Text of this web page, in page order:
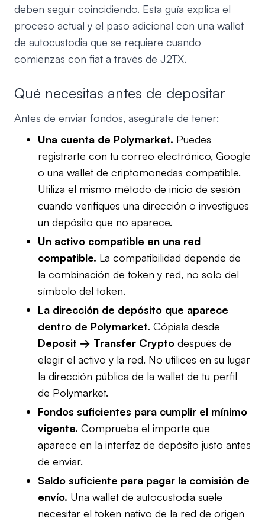
deben seguir coincidiendo. Esta guía explica el
proceso actual y el paso adicional con una wallet
de autocustodia que se requiere cuando
comienzas con fiat a través de J2TX.
Qué necesitas antes de depositar
Antes de enviar fondos, asegúrate de tener:
Una cuenta de Polymarket. Puedes
registrarte con tu correo electrónico, Google
o una wallet de criptomonedas compatible.
Utiliza el mismo método de inicio de sesión
cuando verifiques una dirección o investigues
un depósito que no aparece.
Un activo compatible en una red
compatible. La compatibilidad depende de
la combinación de token y red, no solo del
símbolo del token.
La dirección de depósito que aparece
dentro de Polymarket. Cópiala desde
Deposit → Transfer Crypto después de
elegir el activo y la red. No utilices en su lugar
la dirección pública de la wallet de tu perfil
de Polymarket.
Fondos suficientes para cumplir el mínimo
vigente. Comprueba el importe que
aparece en la interfaz de depósito justo antes
de enviar.
Saldo suficiente para pagar la comisión de
envío. Una wallet de autocustodia suele
necesitar el token nativo de la red de origen